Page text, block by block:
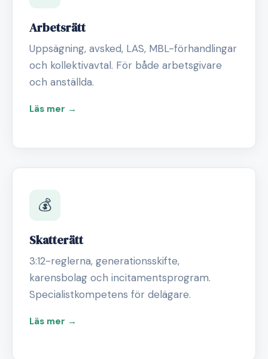
Arbetsrätt
Uppsägning, avsked, LAS, MBL-förhandlingar
och kollektivavtal. För både arbetsgivare
och anställda.
Läs mer →
💰
Skatterätt
3:12-reglerna, generationsskifte,
karensbolag och incitamentsprogram.
Specialistkompetens för delägare.
Läs mer →